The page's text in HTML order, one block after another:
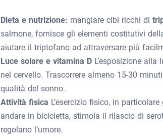
Dieta e nutrizione: mangiare cibi ricchi di
salmone, fornisce gli elementi costitutivi
aiutare il triptofano ad attraversare più
Luce solare e vitamina D L’esposizione
nel cervello. Trascorrere almeno 15-30
qualità del sonno.
Attività fisica L’esercizio fisico, in
andare in bicicletta, stimola il rilascio di
regolano l’umore.